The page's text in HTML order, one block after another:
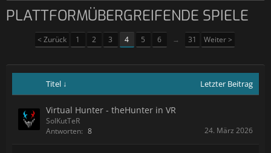
PLATTFORMÜBERGREIFENDE SPIELE
< Zurück 1 2 3 4 5 6 → 31 Weiter >
Titel ↓ Letzter Beitrag
Virtual Hunter - theHunter in VR
SolKutTeR
Antworten: 8 24. März 2026